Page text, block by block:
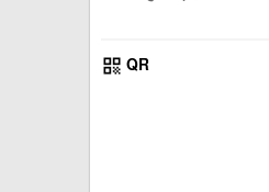
QR
qr_code